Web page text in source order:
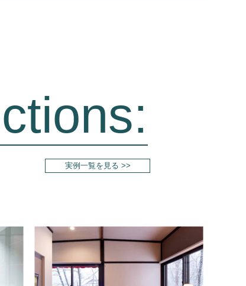
実例一覧を見る >>